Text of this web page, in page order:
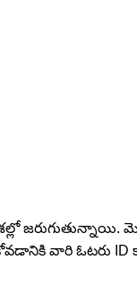
వారి ఓటరు